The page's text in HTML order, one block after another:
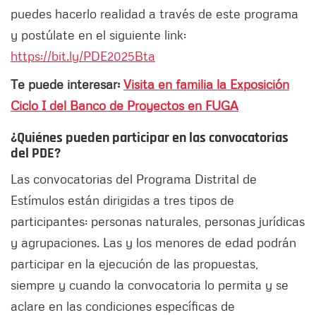
puedes hacerlo realidad a través de este programa
y postúlate en el siguiente link:
https://bit.ly/PDE2025Bta
Te puede interesar: Visita en familia la Exposición
Ciclo I del Banco de Proyectos en FUGA
¿Quiénes pueden participar en las convocatorias
del PDE?
Las convocatorias del Programa Distrital de
Estímulos están dirigidas a tres tipos de
participantes: personas naturales, personas jurídicas
y agrupaciones. Las y los menores de edad podrán
participar en la ejecución de las propuestas,
siempre y cuando la convocatoria lo permita y se
aclare en las condiciones específicas de